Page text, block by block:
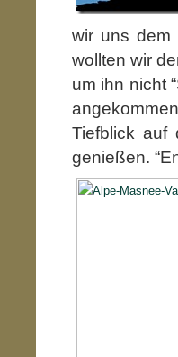
wir uns dem
wollten wir
um ihn nicht
Tiefblick auf
genießen.